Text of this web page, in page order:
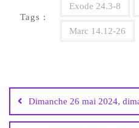
Tags :
Exode 24.3-8
Marc 14.12-26
Dimanche 26 mai 2024,